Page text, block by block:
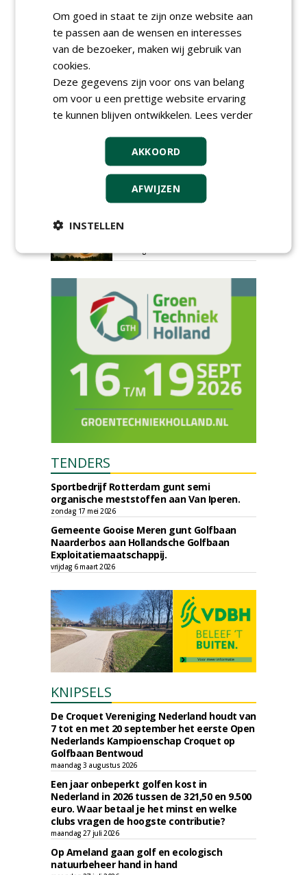
AGENDA
Hoofdgreenkeeper
donderdag 24 september 2026
Save the Date: Green Gala op
woensdag 2 december
woensdag 2 december 2026
European Greenkeeping
TENDERS
Sportbedrijf Rotterdam gunt semi
organische meststoffen aan Van Iperen.
zondag 17 mei 2026
Gemeente Gooise Meren gunt Golfbaan
Naarderbos aan Hollandsche Golfbaan
Exploitatiemaatschappij.
vrijdag 6 maart 2026
KNIPSELS
De Croquet Vereniging Nederland houdt van
7 tot en met 20 september het eerste Open
Nederlands Kampioenschap Croquet op
Golfbaan Bentwoud
maandag 3 augustus 2026
Een jaar onbeperkt golfen kost in
Nederland in 2026 tussen de 321,50 en 9.500
euro. Waar betaal je het minst en welke
clubs vragen de hoogste contributie?
maandag 27 juli 2026
Op Ameland gaan golf en ecologisch
natuurbeheer hand in hand
Om goed in staat te zijn onze website aan
te passen aan de wensen en interesses
van de bezoeker, maken wij gebruik van
cookies.
Deze gegevens zijn voor ons van belang
om voor u een prettige website ervaring
te kunnen blijven ontwikkelen. Lees verder
AKKOORD
AFWIJZEN
INSTELLEN